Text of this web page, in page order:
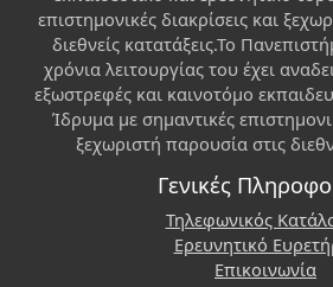
επιστημονικές διακρίσεις και
διεθνείς κατατάξεις.Το
χρόνια λειτουργίας του έχει
εξωστρεφές και καινοτόμο
Ίδρυμα με σημαντικές
ξεχωριστή παρουσία στις
Γενικές
Τηλεφωνικός
Ερευνητικό
Επικοινωνία